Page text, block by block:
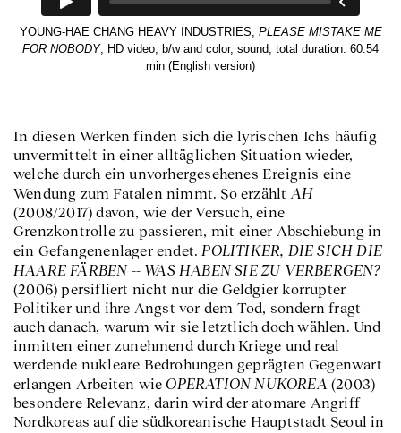
YOUNG-HAE CHANG HEAVY INDUSTRIES, PLEASE MISTAKE ME
FOR NOBODY, HD video, b/w and color, sound, total duration: 60:54
min (English version)
In diesen Werken finden sich die lyrischen Ichs häufig
unvermittelt in einer alltäglichen Situation wieder,
welche durch ein unvorhergesehenes Ereignis eine
Wendung zum Fatalen nimmt. So erzählt AH
(2008/2017) davon, wie der Versuch, eine
Grenzkontrolle zu passieren, mit einer Abschiebung in
ein Gefangenenlager endet. POLITIKER, DIE SICH DIE
HAARE FÄRBEN -- WAS HABEN SIE ZU VERBERGEN?
(2006) persifliert nicht nur die Geldgier korrupter
Politiker und ihre Angst vor dem Tod, sondern fragt
auch danach, warum wir sie letztlich doch wählen. Und
inmitten einer zunehmend durch Kriege und real
werdende nukleare Bedrohungen geprägten Gegenwart
erlangen Arbeiten wie OPERATION NUKOREA(2003)
besondere Relevanz, darin wird der atomare Angriff
Nordkoreas auf die südkoreanische Hauptstadt Seoul in